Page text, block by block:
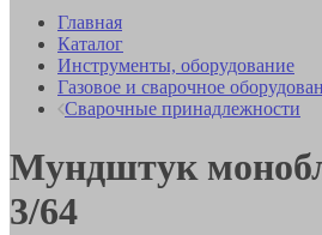
Главная
Каталог
Инструменты, оборудование
Газовое и сварочное
Сварочные принадлежности
Мундштук
3/64